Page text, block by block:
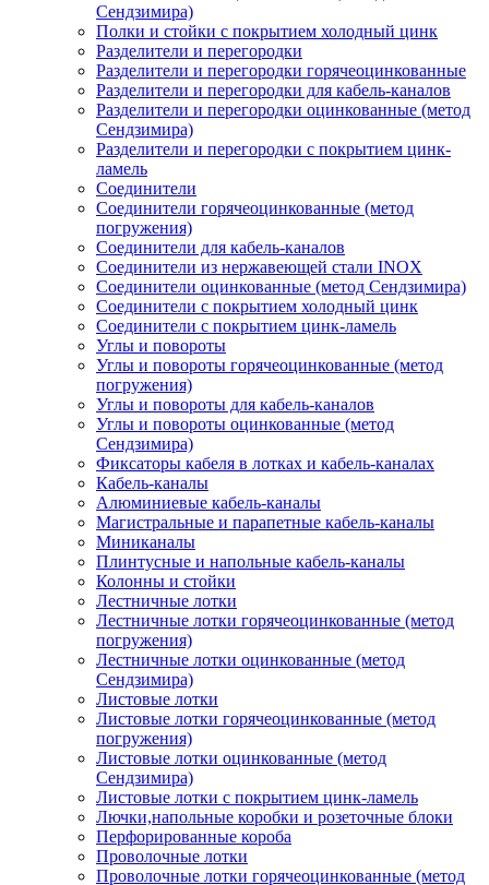
Сендзимира)
Полки и стойки с покрытием холодный цинк
Разделители и перегородки
Разделители и перегородки горячеоцинкованные
Разделители и перегородки для кабель-каналов
Разделители и перегородки оцинкованные (метод
Сендзимира)
Разделители и перегородки с покрытием цинк-
ламель
Соединители
Соединители горячеоцинкованные (метод
погружения)
Соединители для кабель-каналов
Соединители из нержавеющей стали INOX
Соединители оцинкованные (метод Сендзимира)
Соединители с покрытием холодный цинк
Соединители с покрытием цинк-ламель
Углы и повороты
Углы и повороты горячеоцинкованные (метод
погружения)
Углы и повороты для кабель-каналов
Углы и повороты оцинкованные (метод
Сендзимира)
Фиксаторы кабеля в лотках и кабель-каналах
Кабель-каналы
Алюминиевые кабель-каналы
Магистральные и парапетные кабель-каналы
Миниканалы
Плинтусные и напольные кабель-каналы
Колонны и стойки
Лестничные лотки
Лестничные лотки горячеоцинкованные (метод
погружения)
Лестничные лотки оцинкованные (метод
Сендзимира)
Листовые лотки
Листовые лотки горячеоцинкованные (метод
погружения)
Листовые лотки оцинкованные (метод
Сендзимира)
Листовые лотки с покрытием цинк-ламель
Лючки,напольные коробки и розеточные блоки
Перфорированные короба
Проволочные лотки
Проволочные лотки горячеоцинкованные (метод